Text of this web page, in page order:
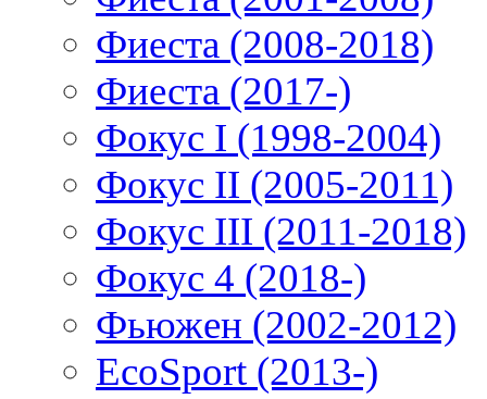
Фиеста (2008-2018)
Фиеста (2017-)
Фокус I (1998-2004)
Фокус II (2005-2011)
Фокус III (2011-2018)
Фокус 4 (2018-)
Фьюжен (2002-2012)
EcoSport (2013-)